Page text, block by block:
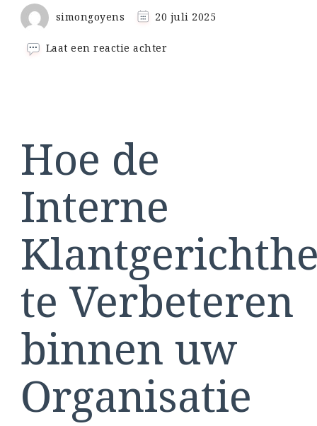
simongoyens 20 juli 2025
Laat een reactie achter
Hoe de
Interne
te Verbeteren
binnen uw
Organisatie